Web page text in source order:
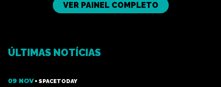
VER PAINEL COMPLETO
ÚLTIMAS NOTÍCIAS
09 NOV SPACETODAY